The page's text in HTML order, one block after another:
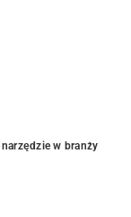
w branży